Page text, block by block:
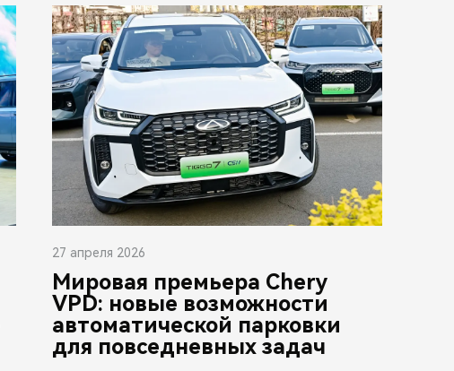
27 апреля 2026
Мировая премьера Chery
VPD: новые возможности
автоматической парковки
для повседневных задач